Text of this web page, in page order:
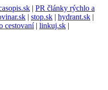
| PR články rýchlo a
| stop.sk | hydrant.sk |
cestovaní| linkuj.sk |